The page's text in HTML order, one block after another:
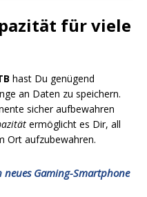
für viele
hast Du genügend
an Daten zu speichern.
sicher aufbewahren
ermöglicht es Dir, all
Ort aufzubewahren.
neues Gaming-Smartphone